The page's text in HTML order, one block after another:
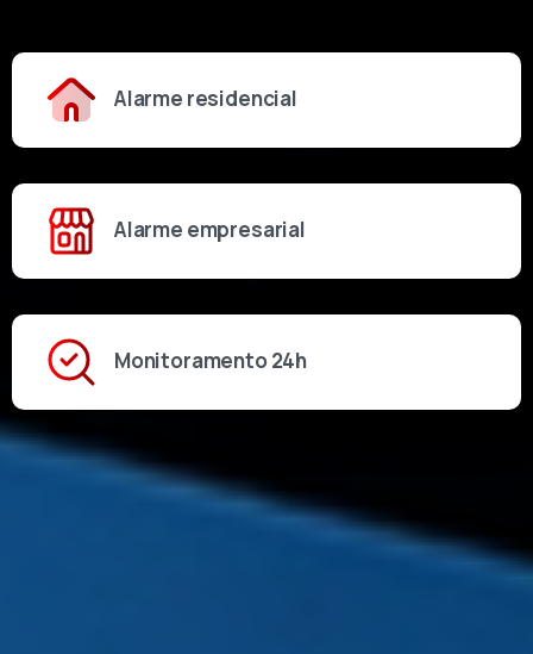
Alarme residencial
Alarme empresarial
Monitoramento 24h